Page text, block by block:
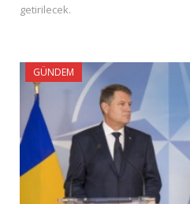
getirilecek.
GÜNDEM